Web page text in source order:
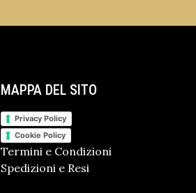
MAPPA DEL SITO
Privacy Policy
Cookie Policy
Termini e Condizioni
Spedizioni e Resi